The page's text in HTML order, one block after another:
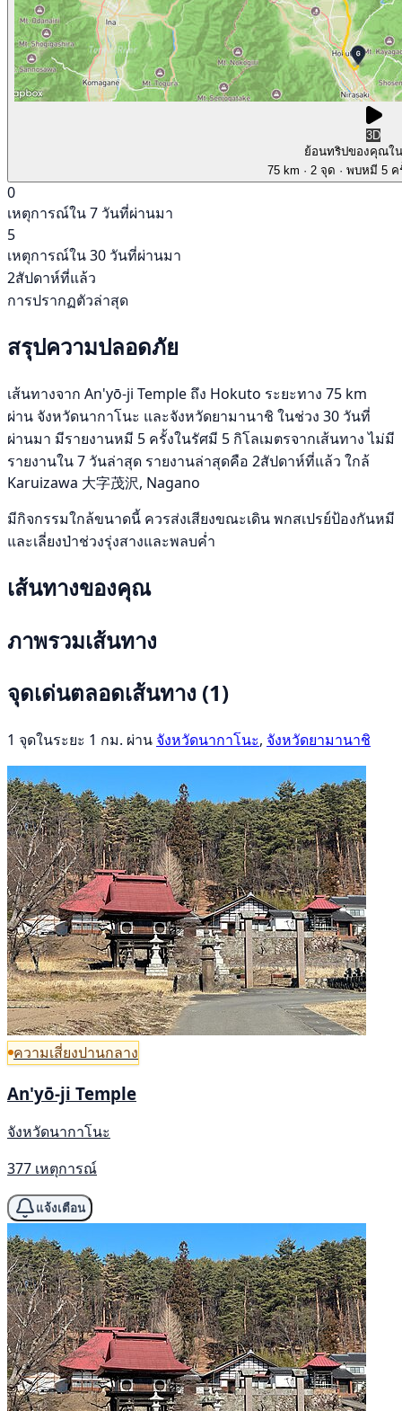
3D
ย้อนทริปของคุณใ
75 km · 2 จุด · พบหมี 5
0
เหตุการณ์ใน 7 วันที่ผ่านมา
5
เหตุการณ์ใน 30 วันที่ผ่านมา
2สัปดาห์ที่แล้ว
การปรากฏตัวล่าสุด
สรุปความปลอดภัย
เส้นทางจาก An'yō-ji Temple ถึง Hokuto ระยะทาง 75 km
ผ่าน จังหวัดนากาโนะ และจังหวัดยามานาชิ ในช่วง 30 วันที่
ผ่านมา มีรายงานหมี 5 ครั้งในรัศมี 5 กิโลเมตรจากเส้นทาง ไม่มี
รายงานใน 7 วันล่าสุด รายงานล่าสุดคือ 2สัปดาห์ที่แล้ว ใกล้
Karuizawa 大字茂沢, Nagano
มีกิจกรรมใกล้ขนาดนี้ ควรส่งเสียงขณะเดิน พกสเปรย์ป้องกันหมี
และเลี่ยงป่าช่วงรุ่งสางและพลบค่ำ
เส้นทางของคุณ
ภาพรวมเส้นทาง
จุดเด่นตลอดเส้นทาง (1)
1 จุดในระยะ 1 กม. ผ่าน จังหวัดนากาโนะ, จังหวัดยามานาชิ
ความเสี่ยงปานกลาง
An'yō-ji Temple
จังหวัดนากาโนะ
377 เหตุการณ์
แจ้งเตือน